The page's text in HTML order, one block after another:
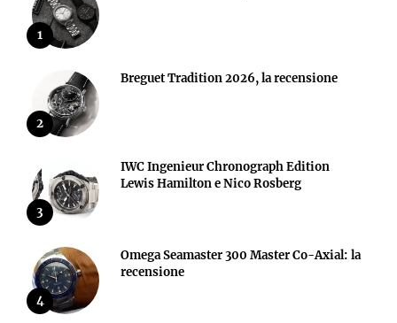
1
2
Breguet Tradition 2026, la recensione
3
IWC Ingenieur Chronograph Edition
Lewis Hamilton e Nico Rosberg
4
Omega Seamaster 300 Master Co-Axial: la
recensione